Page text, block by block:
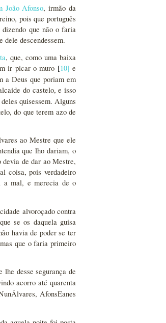
João Afonso, irmão da
pois que português
que não o faria
dele descendessem.
, que, como uma baixa
ir picar o muro [10] e
a Deus que poriam em
do castelo, e isso
quisessem. Alguns
do que terem azo de
ao Mestre que ele
que lho dariam, o
de dar ao Mestre,
coisa, pois verdadeiro
a mal, e merecia de o
alvoroçado contra
se os daquela guisa
havia de poder se ter
que o faria primeiro
lhe desse segurança de
acorro até quarenta
AfonsEanes